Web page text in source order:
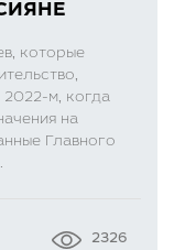
которые
2022-м, когда
на
Главного
2326